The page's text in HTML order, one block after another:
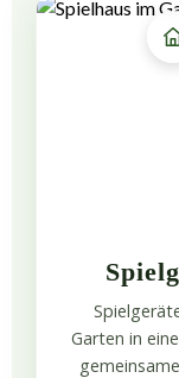
Garten in